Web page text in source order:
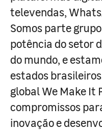
televendas,
Somos parte
potência do setor
do mundo, e
estados
global We Make It
compromissos
inovação e